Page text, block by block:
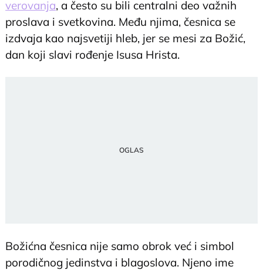
verovanja, a često su bili centralni deo važnih
proslava i svetkovina. Među njima, česnica se
izdvaja kao najsvetiji hleb, jer se mesi za Božić,
dan koji slavi rođenje Isusa Hrista.
Božićna česnica nije samo obrok već i simbol
porodičnog jedinstva i blagoslova. Njeno ime